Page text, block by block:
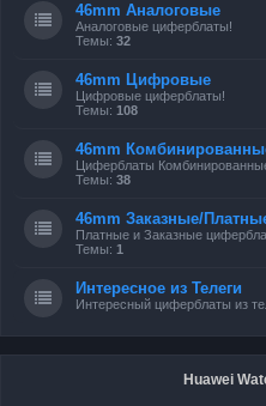
46mm Аналоговые
Аналоговые циферблаты!
Темы: 32
46mm Цифровые
Цифровые циферблаты!
Темы: 108
46mm
Циферблаты
Темы: 38
46mm Заказные/
Платные и Заказные
Темы: 1
Интересное из Телеги
Интересный циферблаты из
Huawei